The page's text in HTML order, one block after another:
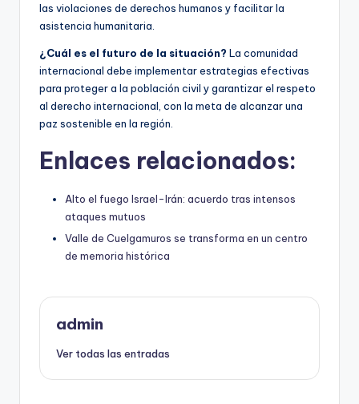
las violaciones de derechos humanos y facilitar la
asistencia humanitaria.
¿Cuál es el futuro de la situación? La comunidad
internacional debe implementar estrategias efectivas
para proteger a la población civil y garantizar el respeto
al derecho internacional, con la meta de alcanzar una
paz sostenible en la región.
Enlaces relacionados:
Alto el fuego Israel-Irán: acuerdo tras intensos
ataques mutuos
Valle de Cuelgamuros se transforma en un centro
de memoria histórica
admin
Ver todas las entradas